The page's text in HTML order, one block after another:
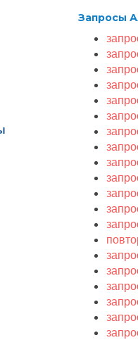
Запросы